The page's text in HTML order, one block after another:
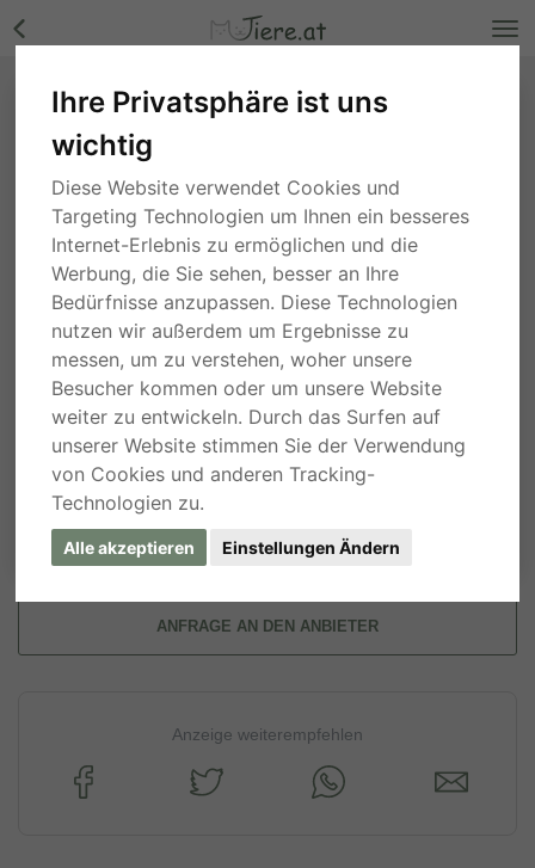
Ihre Privatsphäre ist uns
wichtig
Diese Website verwendet Cookies und
Targeting Technologien um Ihnen ein besseres
Internet-Erlebnis zu ermöglichen und die
Werbung, die Sie sehen, besser an Ihre
Bedürfnisse anzupassen. Diese Technologien
nutzen wir außerdem um Ergebnisse zu
messen, um zu verstehen, woher unsere
Besucher kommen oder um unsere Website
weiter zu entwickeln. Durch das Surfen auf
unserer Website stimmen Sie der Verwendung
von Cookies und anderen Tracking-
Technologien zu.
Alle akzeptieren Einstellungen Ändern
ANFRAGE AN DEN ANBIETER
Anzeige weiterempfehlen